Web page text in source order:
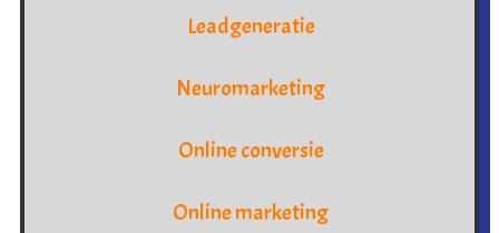
Leadgeneratie
Neuromarketing
Online conversie
Online marketing